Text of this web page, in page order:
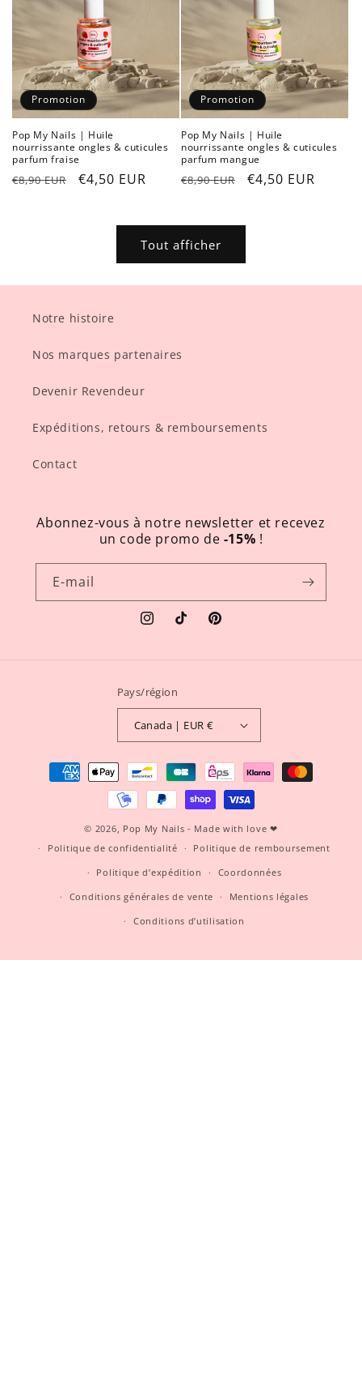
Promotion
Pop My Nails | Huile
nourrissante ongles & cuticules
parfum fraise
Prix
€8,90 EUR
Prix
€4,50 EUR
Promotion
Pop My Nails | Huile
nourrissante ongles & cuticules
parfum mangue
Prix
€8,90 EUR
Prix
€4,50 EUR
Tout afficher
Notre histoire
Nos marques partenaires
Devenir Revendeur
Expéditions, retours & remboursements
Contact
Abonnez-vous à notre newsletter et recevez
un code promo de -15% !
E-mail
InstagramTikTok Pinterest
Pays/région
Canada | EUR €
Moyens
© 2026, Pop My Nails - Made with love ❤
Politique de confidentialité
Politique de remboursement
Politique d’expédition
Coordonnées
Conditions générales de vente
Mentions légales
Conditions d’utilisation